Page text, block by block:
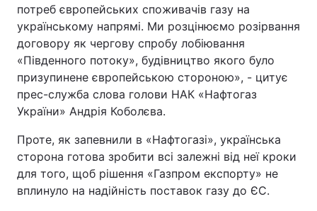
потреб європейських споживачів газу на
українському напрямі. Ми розцінюємо розірвання
договору як чергову спробу лобіювання
«Південного потоку», будівництво якого було
призупинене європейською стороною», - цитує
прес-служба слова голови НАК «Нафтогаз
України» Андрія Коболєва.
Проте, як запевнили в «Нафтогазі», українська
сторона готова зробити всі залежні від неї кроки
для того, щоб рішення «Газпром експорту» не
вплинуло на надійність поставок газу до ЄС.